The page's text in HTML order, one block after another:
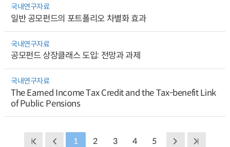
국내연구자료
일반 공모펀드의 포트폴리오 차별화 효과
국내연구자료
공모펀드 상장클래스 도입: 전망과 과제
국내연구자료
The Earned Income Tax Credit and the Tax-benefit Link
of Public Pensions
1 2 3 4 5